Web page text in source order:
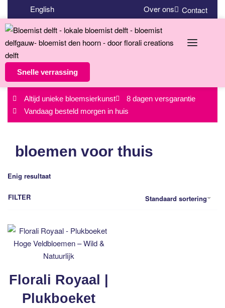
English Over ons Contact
Snelle verrassing
Altijd unieke bloemsierkunst
8 dagen versgarantie
Vandaag besteld morgen in huis
bloemen voor thuis
Enig resultaat
Standaard sortering
FILTER
Florali Royaal |
Plukboeket